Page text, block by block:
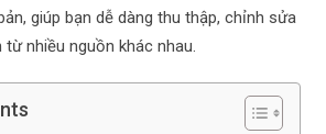
giúp bạn dễ dàng thu thập, chỉnh sửa
nhiều nguồn khác nhau.